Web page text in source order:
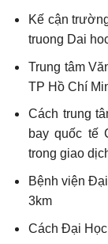
Kế cận
truong Dai
Trung tâm
TP Hồ Chí
Cách trung
bay quốc tế
trong giao
Bệnh viện
3km
Cách Đại